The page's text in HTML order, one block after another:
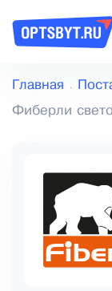
Главная
Фиберли